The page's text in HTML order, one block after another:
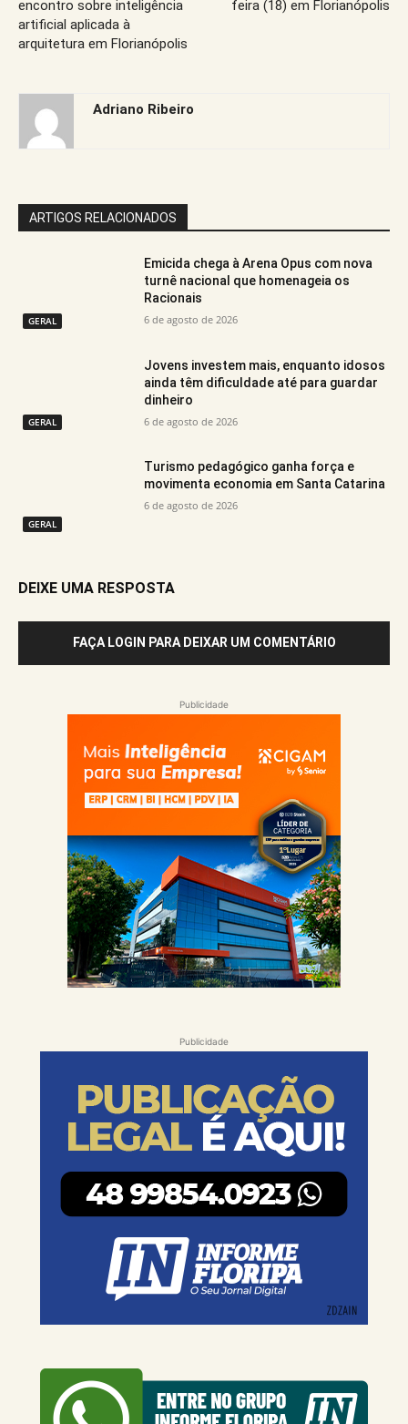
encontro sobre inteligência
artificial aplicada à
arquitetura em Florianópolis
feira (18) em Florianópolis
Adriano Ribeiro
ARTIGOS RELACIONADOS
GERAL
Emicida chega à Arena Opus com nova
turnê nacional que homenageia os
Racionais
6 de agosto de 2026
GERAL
Jovens investem mais, enquanto idosos
ainda têm dificuldade até para guardar
dinheiro
6 de agosto de 2026
GERAL
Turismo pedagógico ganha força e
movimenta economia em Santa Catarina
6 de agosto de 2026
DEIXE UMA RESPOSTA
FAÇA LOGIN PARA DEIXAR UM COMENTÁRIO
Publicidade
Publicidade